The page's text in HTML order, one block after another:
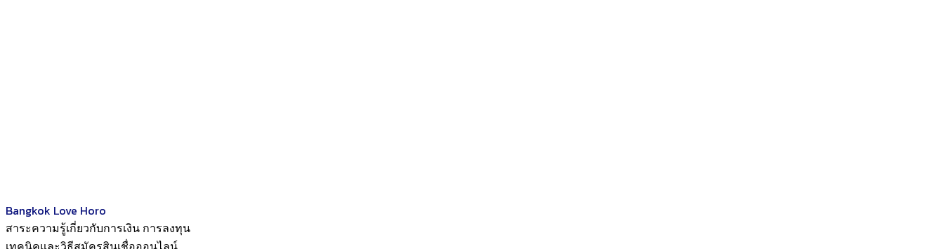
Bangkok Love Horo
สาระความรู้เกี่ยวกับการเงิน การลงทุน
เทคนิคและวิธีสมัครสินเชื่อออนไลน์